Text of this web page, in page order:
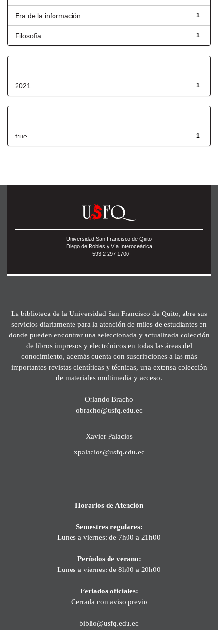
1
Era de la información
1
Filosofía
1
2021
1
true
Universidad San Francisco de Quito
Diego de Robles y Vía Interoceánica
+593 2 297 1700
La biblioteca de la Universidad San Francisco de Quito, abre sus
servicios diariamente para la atención de miles de estudiantes en
donde pueden encontrar una seleccionada y actualizada colección
de libros impresos y electrónicos en todas las áreas del
conocimiento, además cuenta con suscripciones a las más
importantes revistas científicas y técnicas, una extensa colección
de materiales multimedia y acceso.
Orlando Bracho
obracho@usfq.edu.ec
Xavier Palacios
xpalacios@usfq.edu.ec
Horarios de Atención
Semestres regulares:
Lunes a viernes: de 7h00 a 21h00
Períodos de verano:
Lunes a viernes: de 8h00 a 20h00
Feriados oficiales:
Cerrada con aviso previo
biblio@usfq.edu.ec